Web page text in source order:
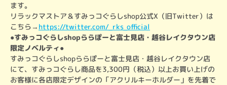
ます。
リラックマストア＆すみっコぐらしshop公式X（旧Twitter）は
こちら→ https://twitter.com/_rks_official
●すみっコぐらしshopららぽーと富士見店・越谷レイクタウン店
限定ノベルティ●
すみっコぐらしshopららぽーと富士見店・越谷レイクタウン店
にて、すみっコぐらし商品を3,300円（税込）以上お買い上げの
お客様に各店限定デザインの「アクリルキーホルダー」を先着で